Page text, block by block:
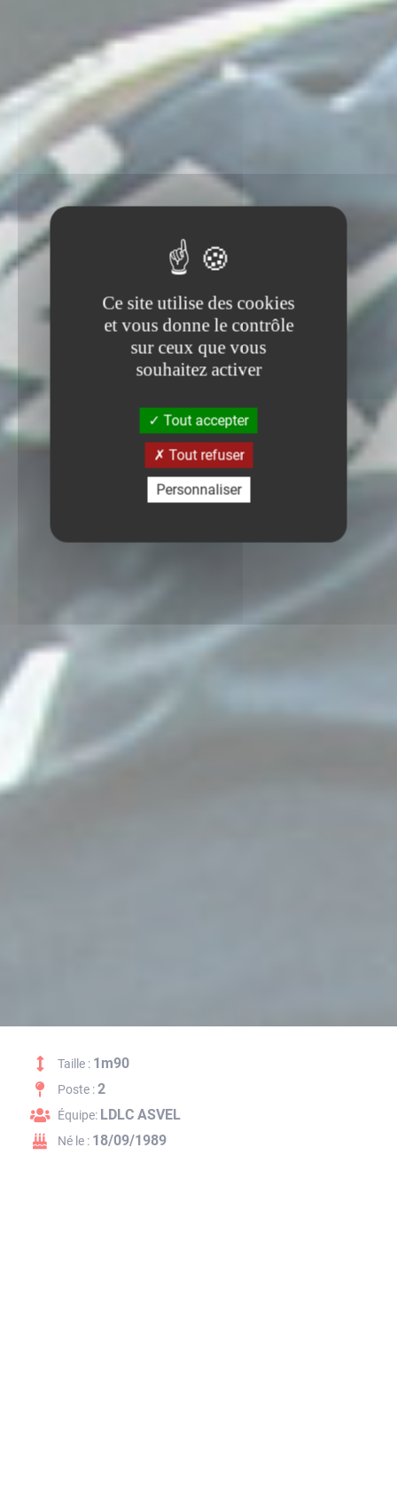
Taille : 1m90
Poste :2
Équipe: LDLC ASVEL
Né le : 18/09/1989
Ce site utilise des cookies
et vous donne le contrôle
sur ceux que vous
souhaitez activer
Tout accepter
Tout refuser
Personnaliser